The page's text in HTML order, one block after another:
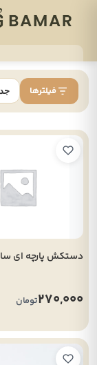
فیلترها
دستکش پارچه ای
270,000تومان